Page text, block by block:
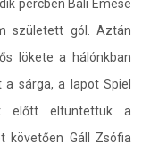
percben Bali Emese
született gól. Aztán
lökete a hálónkban
sárga, a lapot Spiel
előtt eltüntettük a
követően Gáll Zsófia